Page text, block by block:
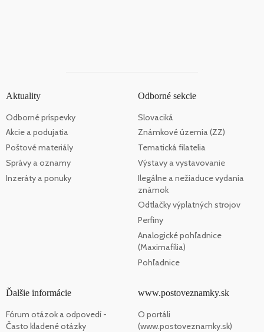
Aktuality
Odborné príspevky
Akcie a podujatia
Poštové materiály
Správy a oznamy
Inzeráty a ponuky
Odborné sekcie
Slovaciká
Známkové územia (ZZ)
Tematická filatelia
Výstavy a vystavovanie
Ilegálne a nežiaduce vydania
známok
Odtlačky výplatných strojov
Perfiny
Analogické pohľadnice
(Maximafília)
Pohľadnice
Ďalšie informácie
Fórum otázok a odpovedí -
Často kladené otázky
www.postoveznamky.sk
O portáli
(www.postoveznamky.sk)